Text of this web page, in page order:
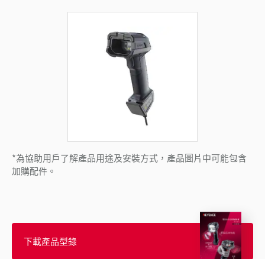
*為協助用戶了解產品用途及安裝方式，產品圖片中可能包含
加購配件。
下載產品型錄